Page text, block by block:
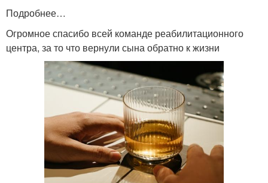
Подробнее…
Огромное спасибо всей команде реабилитационного
центра, за то что вернули сына обратно к жизни